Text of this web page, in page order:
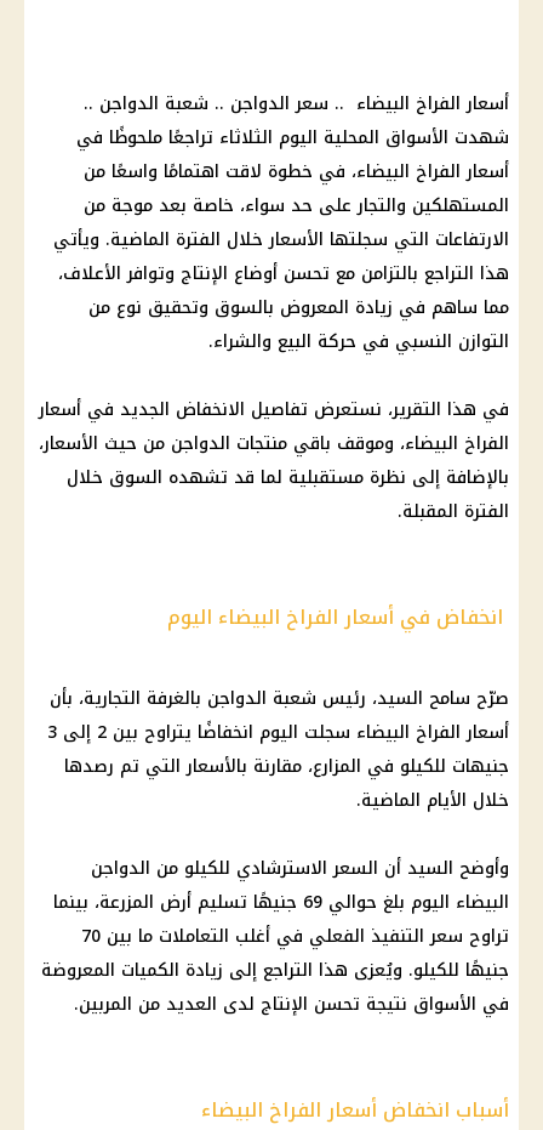
أسعار الفراخ البيضاء .. سعرالدواجن .. شعبة الدواجن ..
شهدت الأسواق المحلية اليوم الثلاثاء تراجعًا ملحوظًا في
أسعار الفراخ البيضاء، في خطوة لاقت اهتمامًا واسعًا من
المستهلكين والتجار على حد سواء، خاصة بعد موجة من
الارتفاعات التي سجلتها الأسعارخلال الفترة الماضية. ويأتي
هذا التراجع بالتزامن مع تحسن أوضاع الإنتاج وتوافر الأعلاف،
مما ساهم في زيادة المعروض بالسوق وتحقيق نوع من
التوازن النسبي في حركة البيع والشراء.
في هذا التقرير، نستعرض تفاصيل الانخفاض الجديد في أسعار
الفراخ البيضاء، وموقف باقي منتجات الدواجن من حيث الأسعار،
بالإضافة إلى نظرة مستقبلية لما قد تشهده السوق خلال
الفترة المقبلة.
انخفاض في أسعار الفراخ البيضاء اليوم
صرّح سامح السيد، رئيس شعبة الدواجن بالغرفة التجارية، بأن
أسعار الفراخ البيضاء
سجلت اليوم انخفاضًا يتراوح بين 2 إلى 3
جنيهات للكيلو في المزارع، مقارنة بالأسعار التي تم رصدها
خلال الأيام الماضية.
وأوضح السيد أن السعر الاسترشادي للكيلو من الدواجن
البيضاء اليوم بلغ حوالي 69 جنيهًا تسليم أرض المزرعة، بينما
تراوح سعر التنفيذ الفعلي في أغلب التعاملات ما بين 70
جنيهًا للكيلو. ويُعزى هذا التراجع إلى زيادة الكميات المعروضة
في الأسواق نتيجة تحسن الإنتاج لدى العديد من المربين.
أسباب انخفاض أسعار الفراخ البيضاء